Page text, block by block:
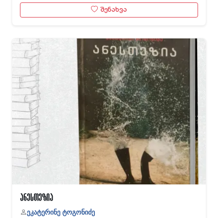
შენახვა
ანესთეზია
ეკატერინე ტოგონიძე